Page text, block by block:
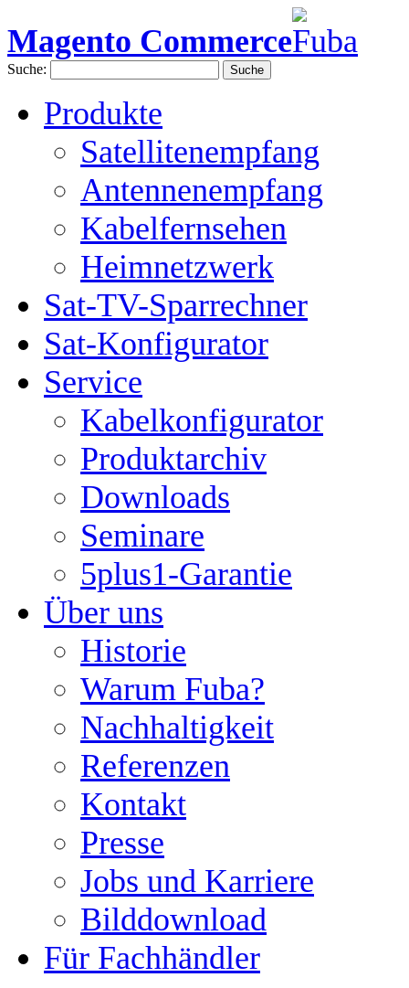
Magento Commerce
Suche: Suche
Produkte
Satellitenempfang
Antennenempfang
Kabelfernsehen
Heimnetzwerk
Sat-TV-Sparrechner
Sat-Konfigurator
Service
Kabelkonfigurator
Produktarchiv
Downloads
Seminare
5plus1-Garantie
Über uns
Historie
Warum Fuba?
Nachhaltigkeit
Referenzen
Kontakt
Presse
Jobs und Karriere
Bilddownload
Für Fachhändler